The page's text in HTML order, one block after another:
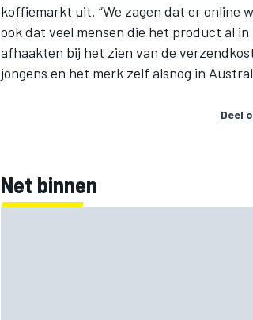
koffiemarkt uit. “We zagen dat er online
ook dat veel mensen die het product al
afhaakten bij het zien van de
jongens en het merk zelf alsnog in
Deel
Net binnen